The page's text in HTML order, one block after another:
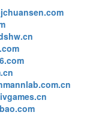
ivgames.cn